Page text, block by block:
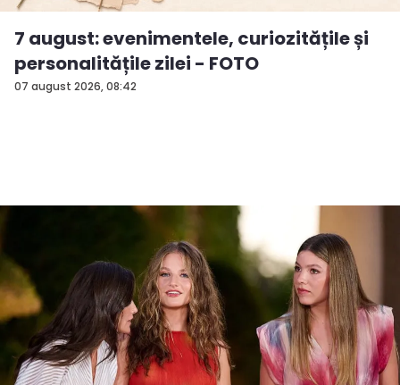
07 august 2026, 08:42
7 august: evenimentele, curiozitățile și
personalitățile zilei - FOTO